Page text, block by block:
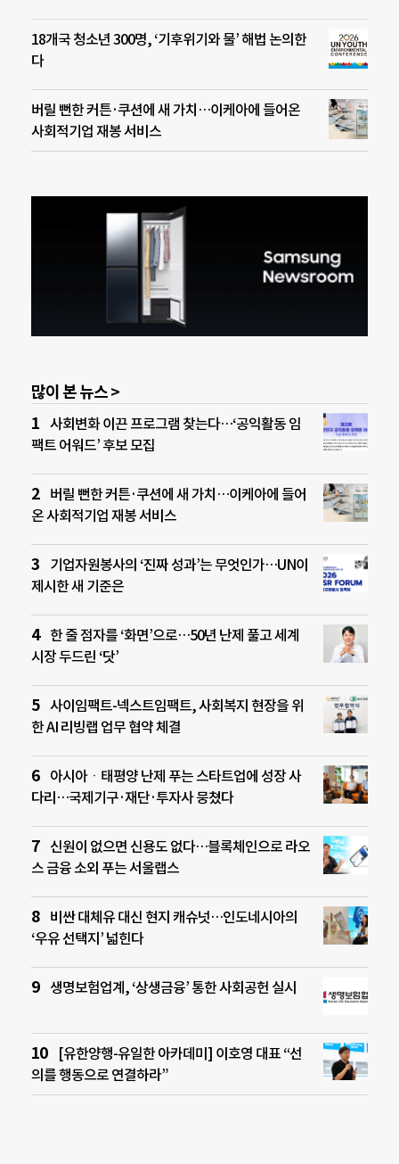
18개국 청소년 300명, ‘기후위기와 물’ 해법 논의한
다
버릴 뻔한 커튼·쿠션에 새 가치…이케아에 들어온
사회적기업 재봉 서비스
많이 본 뉴스 >
사회변화 이끈 프로그램 찾는다…‘공익활동 임
팩트 어워드’ 후보 모집
버릴 뻔한 커튼·쿠션에 새 가치…이케아에 들어
온 사회적기업 재봉 서비스
기업자원봉사의 ‘진짜 성과’는 무엇인가…UN이
제시한 새 기준은
한 줄 점자를 ‘화면’으로…50년 난제 풀고 세계
시장 두드린 ‘닷’
사이임팩트-넥스트임팩트, 사회복지 현장을 위
한 AI 리빙랩 업무 협약 체결
아시아ㆍ태평양 난제 푸는 스타트업에 성장 사
다리…국제기구·재단·투자사 뭉쳤다
신원이 없으면 신용도 없다…블록체인으로 라오
스 금융 소외 푸는 서울랩스
비싼 대체유 대신 현지 캐슈넛…인도네시아의
‘우유 선택지’ 넓힌다
생명보험업계, ‘상생금융’ 통한 사회공헌 실시
[유한양행-유일한 아카데미] 이호영 대표 “선
의를 행동으로 연결하라”